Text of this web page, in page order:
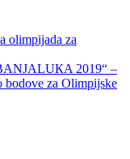
olimpijada za
2019“ –
bodove za Olimpijske